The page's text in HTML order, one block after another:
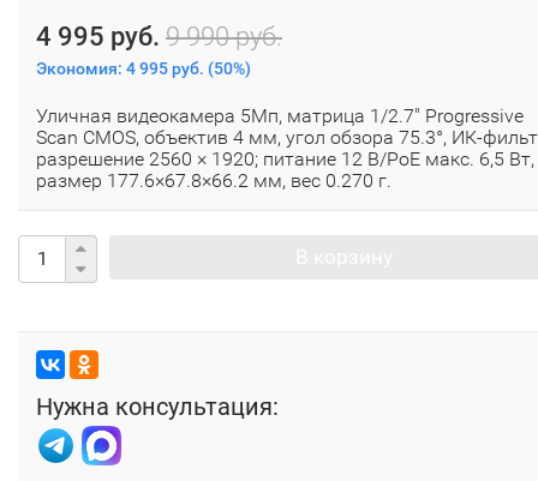
4 995 руб. 9 990 руб.
Экономия: 4 995 руб. (50%)
Уличная видеокамера 5Мп, матрица 1/2.7" Progressive
Scan CMOS, объектив 4 мм, угол обзора 75.3°, ИК-
разрешение 2560 × 1920; питание 12 В/PoE макс. 6,5 Вт,
размер 177.6×67.8×66.2 мм, вес 0.270 г.
Нужна консультация: